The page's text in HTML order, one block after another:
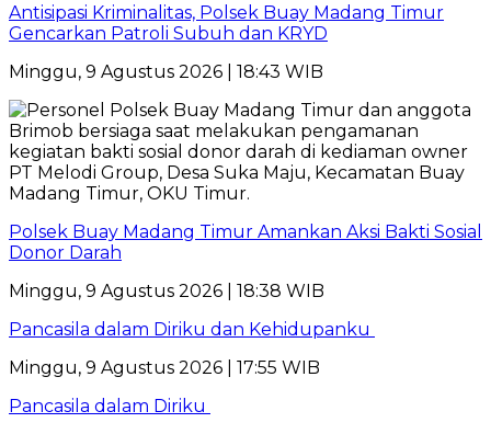
Antisipasi Kriminalitas, Polsek Buay Madang Timur
Gencarkan Patroli Subuh dan KRYD
Minggu, 9 Agustus 2026 | 18:43 WIB
Polsek Buay Madang Timur Amankan Aksi Bakti Sosial
Donor Darah
Minggu, 9 Agustus 2026 | 18:38 WIB
Pancasila dalam Diriku dan Kehidupanku
Minggu, 9 Agustus 2026 | 17:55 WIB
Pancasila dalam Diriku